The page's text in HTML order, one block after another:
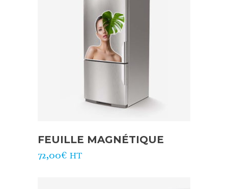
FEUILLE MAGNÉTIQUE
72,00€ HT